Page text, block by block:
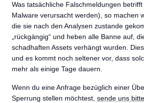
Was tatsächliche Falschmeldungen
Malware verursacht werden), so machen
die sie nach den Analysen zustande
„rückgängig“ und heben alle Banne auf,
schadhaften Assets verhängt wurden.
und es kommt noch seltener vor, dass
mehr als einige Tage dauern.
Wenn du eine Anfrage bezüglich einer
Sperrung stellen möchtest, sende uns